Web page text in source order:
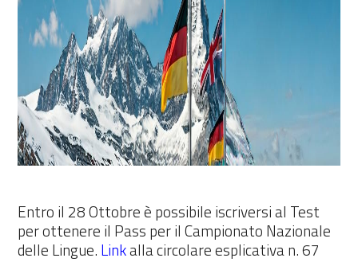
Entro il 28 Ottobre è possibile iscriversi al Test
per ottenere il Pass per il Campionato Nazionale
delle Lingue. Linkalla circolare esplicativa n. 67